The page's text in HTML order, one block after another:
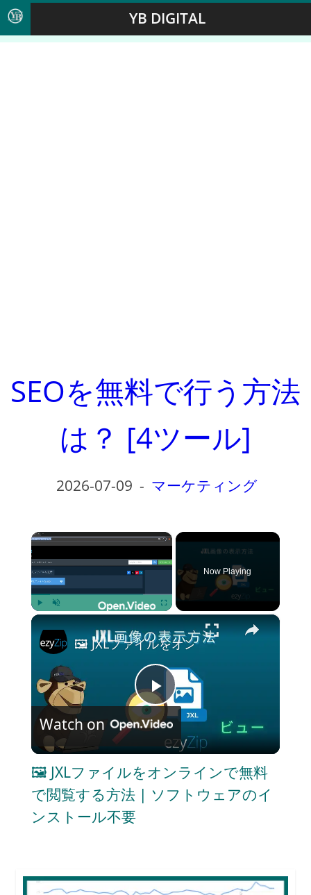
YB DIGITAL
SEOを無料で行う方法
は？ [4ツール]
2026-07-09 - マーケティング
×
Now Playing
×
P
l
a
V
🖼️ JXLファイルをオンラインで無料で閲
Watch on
🖼️ JXLファイルをオンラインで無料
で閲覧する方法 | ソフトウェアのイ
ンストール不要